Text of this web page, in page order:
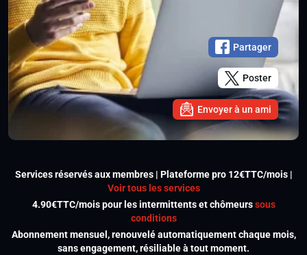
Partager
Poster
Envoyer à un ami
Services réservés aux membres | Plateforme pro 12€TTC/mois |
Voir tous les services
4.90€TTC/mois pour les intermittents et chômeurssous
conditions
Abonnement mensuel, renouvelé automatiquement chaque mois,
sans engagement, résiliable à tout moment.